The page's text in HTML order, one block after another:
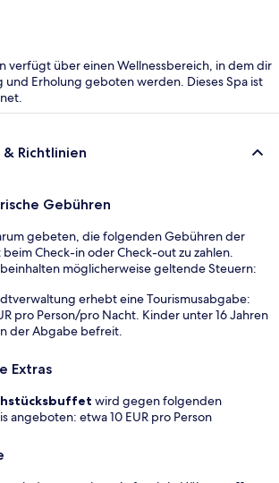
verfügt über einen Wellnessbereich, in dem dir
und Erholung geboten werden. Dieses Spa ist
Richtlinien
Gebühren
gebeten, die folgenden Gebühren der
Check-in oder Check-out zu zahlen.
möglicherweise geltende Steuern:
erhebt eine Tourismusabgabe:
pro Person/pro Nacht. Kinder unter 16 Jahren
der Abgabe befreit.
Extras
wird gegen folgenden
angeboten: etwa 10 EUR pro Person